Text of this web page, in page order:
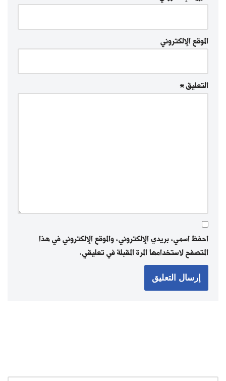
الموقع الإلكتروني
التعليق*
احفظ اسمي، بريدي الإلكتروني، والموقع الإلكتروني في هذا
المتصفح لاستخدامها المرة المقبلة في تعليقي.